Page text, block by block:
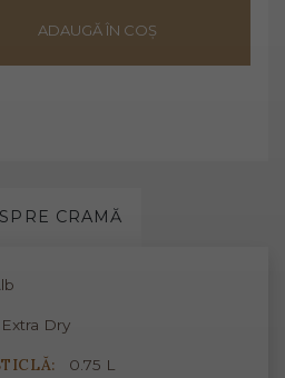
ADAUGĂ ÎN COȘ
CRAMĂ
Extra Dry
0.75 L